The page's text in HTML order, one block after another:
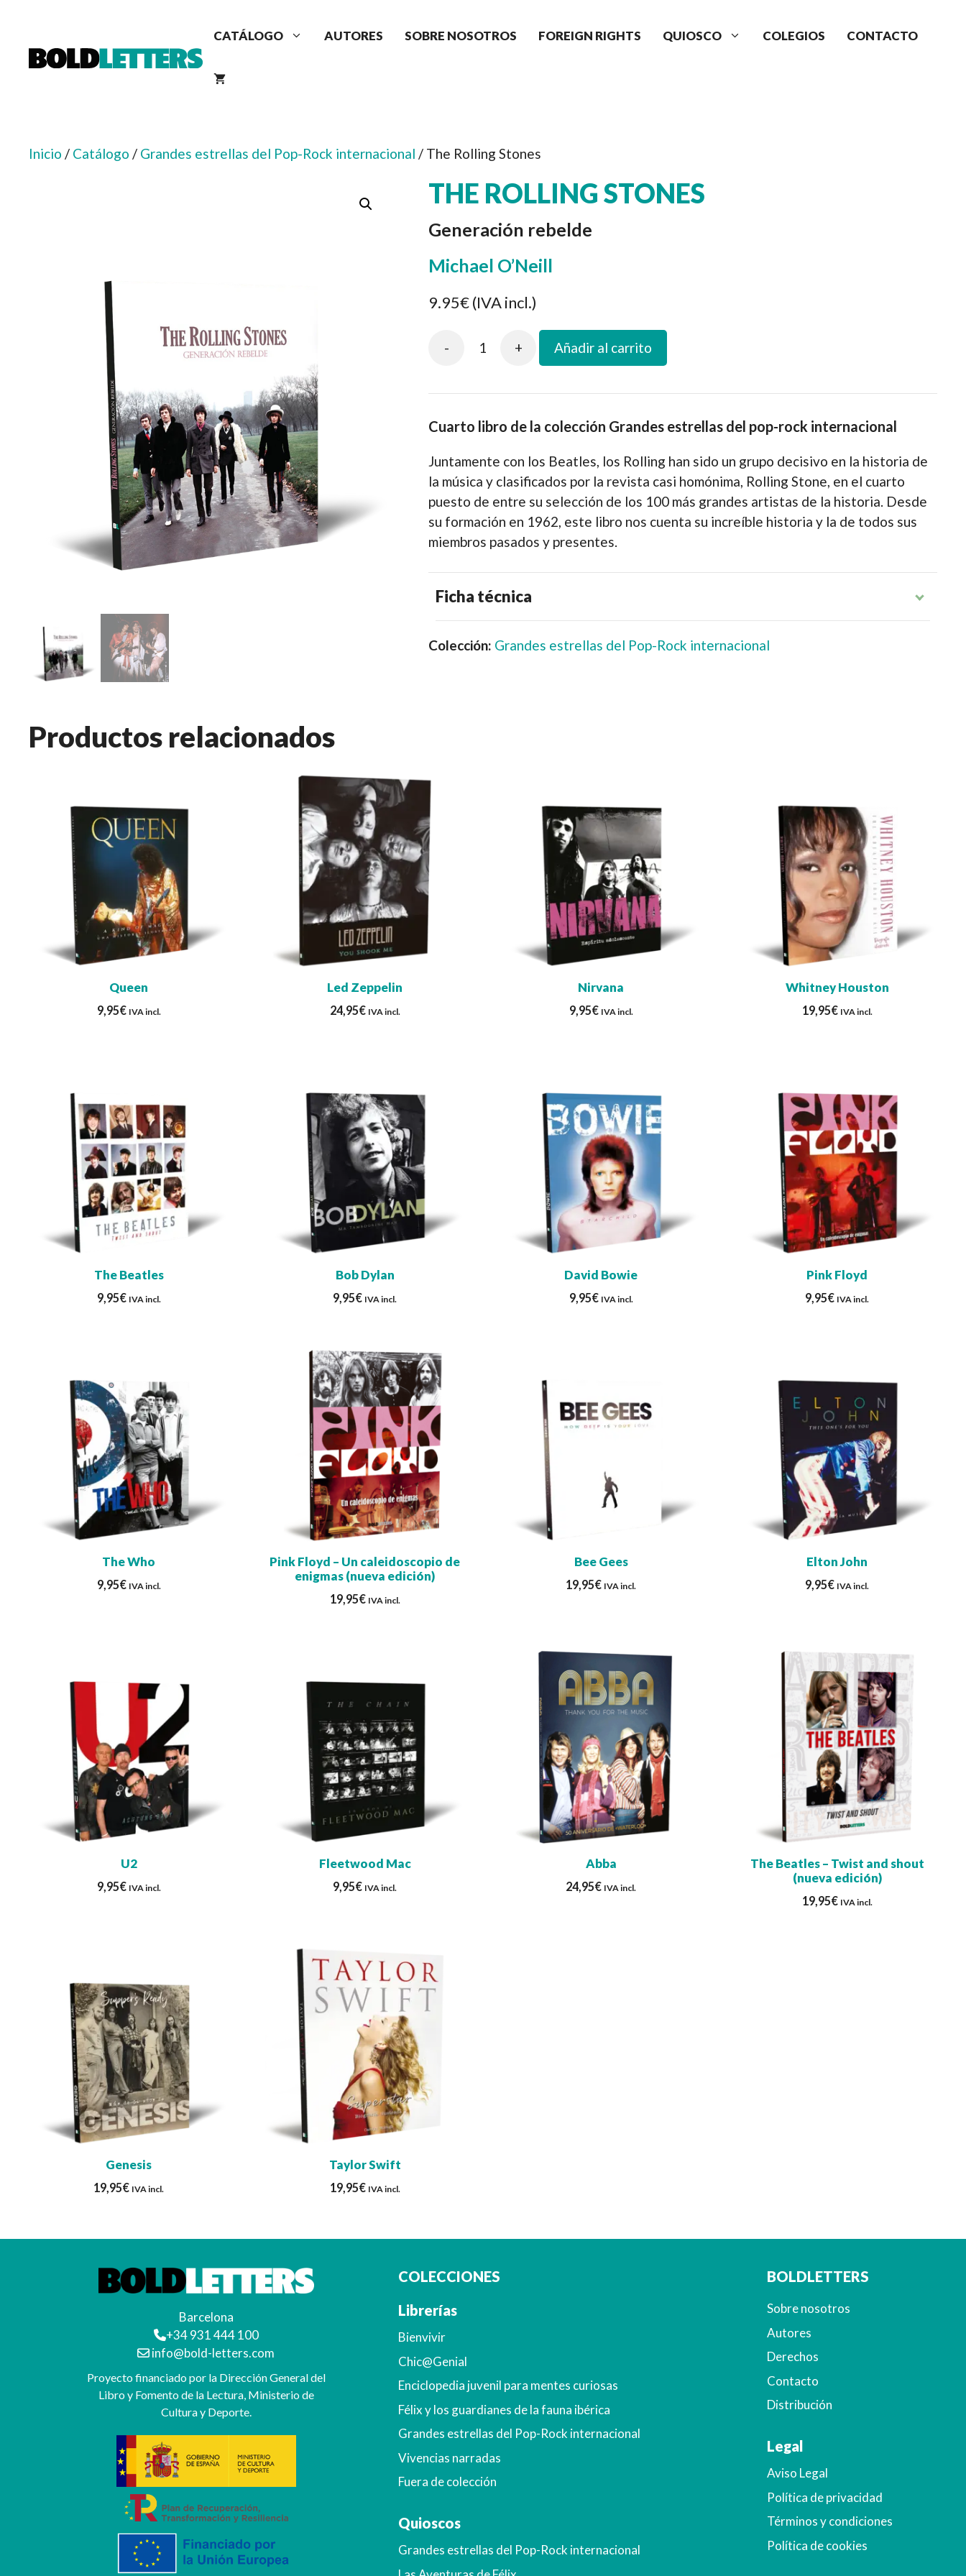
contenido
CATÁLOGO AUTORES SOBRE NOSOTROS FOREIGN RIGHTS QUIOSCO COLEGIOS CONTACTO
Inicio / Catálogo / Grandes estrellas del Pop-Rock internacional / The Rolling Stones
THE ROLLING STONES
Generación rebelde
Michael O’Neill
9.95€(IVA incl.)
-
Stones
cantidad
+ Añadir al carrito
Cuarto libro de la colección Grandes estrellas del pop-rock internacional
Juntamente con los Beatles, los Rolling han sido un grupo decisivo en la historia de
la música y clasificados por la revista casi homónima, Rolling Stone, en el cuarto
puesto de entre su selección de los 100 más grandes artistas de la historia. Desde
su formación en 1962, este libro nos cuenta su increíble historia y la de todos sus
miembros pasados y presentes.
Ficha técnica
Colección: Grandes estrellas del Pop-Rock internacional
Productos relacionados
Queen
9,95€ IVA incl.
Led Zeppelin
24,95€ IVA incl.
Nirvana
9,95€ IVA incl.
Whitney Houston
19,95€ IVA incl.
The Beatles
9,95€ IVA incl.
Bob Dylan
9,95€ IVA incl.
David Bowie
9,95€ IVA incl.
Pink Floyd
9,95€ IVA incl.
The Who
9,95€ IVA incl.
Pink Floyd – Un caleidoscopio de
enigmas (nueva edición)
19,95€ IVA incl.
Bee Gees
19,95€ IVA incl.
Elton John
9,95€ IVA incl.
U2
9,95€ IVA incl.
Fleetwood Mac
9,95€ IVA incl.
Abba
24,95€ IVA incl.
The Beatles – Twist and shout
(nueva edición)
19,95€ IVA incl.
Genesis
19,95€ IVA incl.
Taylor Swift
19,95€ IVA incl.
Barcelona
+34 931 444 100
info@bold-letters.com
Proyecto financiado por la Dirección General del
Libro y Fomento de la Lectura, Ministerio de
Cultura y Deporte.
COLECCIONES
Librerías
Bienvivir
Chic@Genial
Enciclopedia juvenil para mentes curiosas
Félix y los guardianes de la fauna ibérica
Grandes estrellas del Pop-Rock internacional
Vivencias narradas
Fuera de colección
Quioscos
Grandes estrellas del Pop-Rock internacional
BOLDLETTERS
Sobre nosotros
Autores
Derechos
Contacto
Distribución
Legal
Aviso Legal
Política de privacidad
Términos y condiciones
Política de cookies